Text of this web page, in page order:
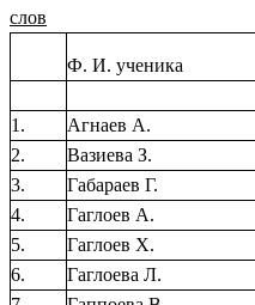
слов
Ф. И. ученика
1.
Агнаев А.
2.
Вазиева З.
3.
Габараев Г.
4.
Гаглоев А.
5.
Гаглоев Х.
6.
Гаглоева Л.